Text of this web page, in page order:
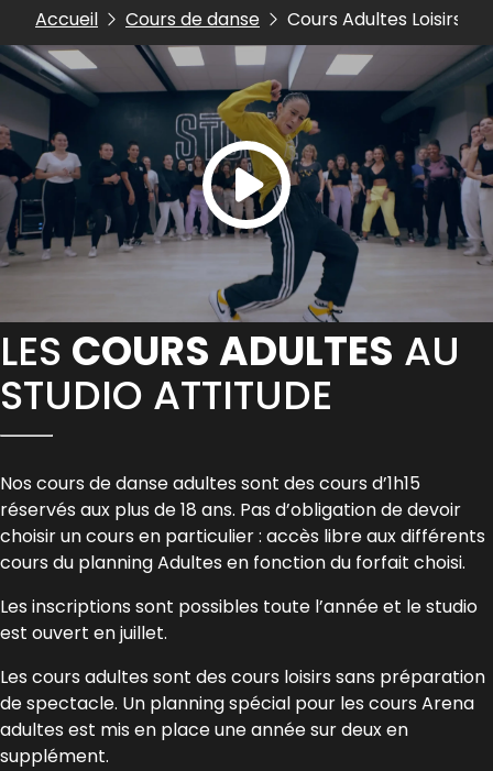
Accueil Cours de danse Cours Adultes Loisirs
LES COURS ADULTES AU
STUDIO ATTITUDE
Nos cours de danse adultes sont des cours d’1h15
réservés aux plus de 18 ans. Pas d’obligation de devoir
choisir un cours en particulier : accès libre aux différents
cours du planning Adultes en fonction du forfait choisi.
Les inscriptions sont possibles toute l’année et le studio
est ouvert en juillet.
Les cours adultes sont des cours loisirs sans préparation
de spectacle. Un planning spécial pour les cours Arena
adultes est mis en place une année sur deux en
supplément.